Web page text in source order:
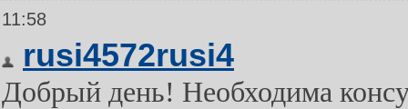
11:58
rusi4572rusi4
Добрый день! Необходима